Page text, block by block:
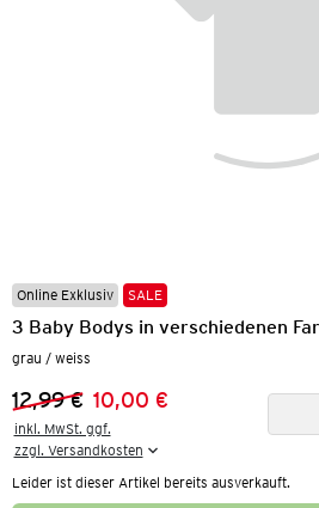
Online Exklusiv SALE
3 Baby Bodys in verschiedenen
grau / weiss
Vorheriger Preis:
12,99 €
Neuer Preis:
10,00 €
inkl. MwSt. ggf.
zzgl. Versandkosten
Leider ist dieser Artikel bereits ausverkauft.